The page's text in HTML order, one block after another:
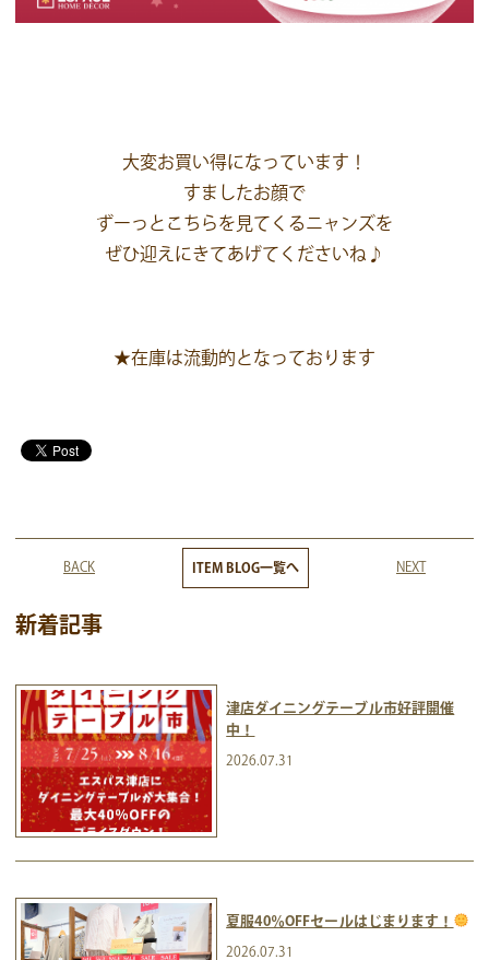
大変お買い得になっています！
すましたお顔で
ずーっとこちらを見てくるニャンズを
ぜひ迎えにきてあげてくださいね♪
★在庫は流動的となっております
BACK ITEM BLOG一覧へ NEXT
新着記事
津店ダイニングテーブル市好評開催
中！
2026.07.31
夏服40％OFFセールはじまります！
2026.07.31